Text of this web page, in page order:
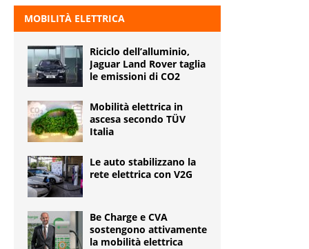
MOBILITÀ ELETTRICA
Riciclo dell’alluminio,
Jaguar Land Rover taglia
le emissioni di CO2
Mobilità elettrica in
ascesa secondo TÜV
Italia
Le auto stabilizzano la
rete elettrica con V2G
Be Charge e CVA
sostengono attivamente
la mobilità elettrica